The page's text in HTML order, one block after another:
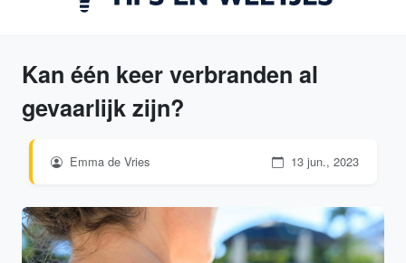
Kan één keer verbranden al
gevaarlijk zijn?
Emma de Vries 13 jun., 2023